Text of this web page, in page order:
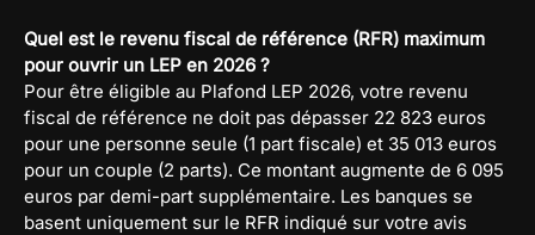
Quel est le revenu fiscal de référence (RFR) maximum
pour ouvrir un LEP en 2026 ?
Pour être éligible au Plafond LEP 2026, votre revenu
fiscal de référence ne doit pas dépasser 22 823 euros
pour une personne seule (1 part fiscale) et 35 013 euros
pour un couple (2 parts). Ce montant augmente de 6 095
euros par demi-part supplémentaire. Les banques se
basent uniquement sur le RFR indiqué sur votre avis